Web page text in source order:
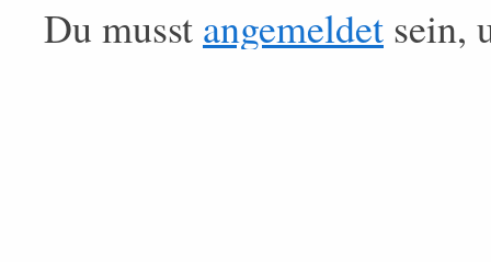
Du musst angemeldet sein,